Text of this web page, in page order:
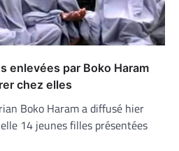
enlevées par Boko Haram
chez elles
Boko Haram a diffusé hier
14 jeunes filles présentées